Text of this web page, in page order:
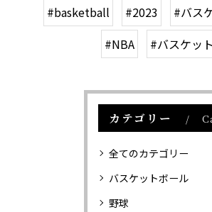
#basketball
#2023
#バス
#NBA
#バスケット
カテゴリー
全てのカテゴリー
バスケットボール
野球